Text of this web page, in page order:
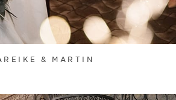
& MARTIN